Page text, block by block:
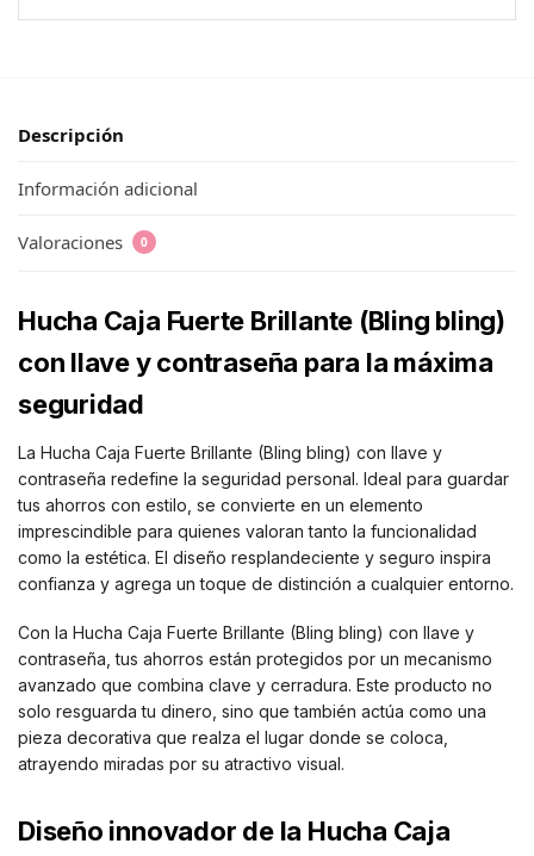
Descripción
Información adicional
Valoraciones 0
Hucha Caja Fuerte Brillante (Bling bling)
con llave y contraseña para la máxima
seguridad
La Hucha Caja Fuerte Brillante (Bling bling) con llave y
contraseña redefine la seguridad personal. Ideal para guardar
tus ahorros con estilo, se convierte en un elemento
imprescindible para quienes valoran tanto la funcionalidad
como la estética. El diseño resplandeciente y seguro inspira
confianza y agrega un toque de distinción a cualquier entorno.
Con la Hucha Caja Fuerte Brillante (Bling bling) con llave y
contraseña, tus ahorros están protegidos por un mecanismo
avanzado que combina clave y cerradura. Este producto no
solo resguarda tu dinero, sino que también actúa como una
pieza decorativa que realza el lugar donde se coloca,
atrayendo miradas por su atractivo visual.
Diseño innovador de la Hucha Caja